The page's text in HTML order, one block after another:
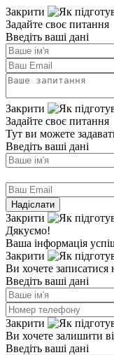
Закрити
Задайте своє питання
Введіть ваші дані
Закрити
Задайте своє питання
Тут ви можете
Введіть ваші дані
Закрити
Дякуємо!
Ваша інформація
Закрити
Ви хочете
Введіть ваші дані
Закрити
Ви хочете залишити
Введіть ваші дані